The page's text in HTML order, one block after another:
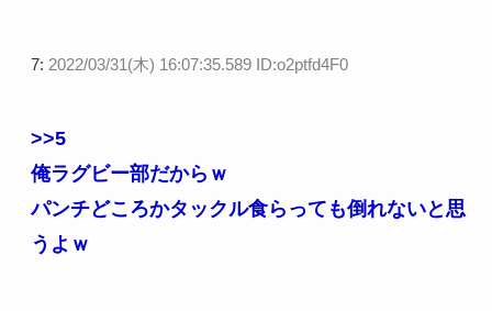
7: 2022/03/31(木) 16:07:35.589 ID:o2ptfd4F0
>>5
俺ラグビー部だからｗ
パンチどころかタックル食らっても倒れないと思
うよｗ